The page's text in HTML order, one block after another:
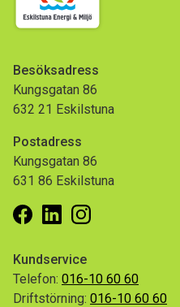
Besöksadress
Kungsgatan 86
632 21 Eskilstuna
Postadress
Kungsgatan 86
631 86 Eskilstuna
Facebook
LinkedinInstagram
Kundservice
Telefon: 016-10 60 60
Driftstörning: 016-10 60 60